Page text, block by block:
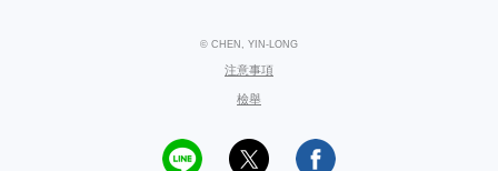
© CHEN, YIN-LONG
注意事項
檢舉